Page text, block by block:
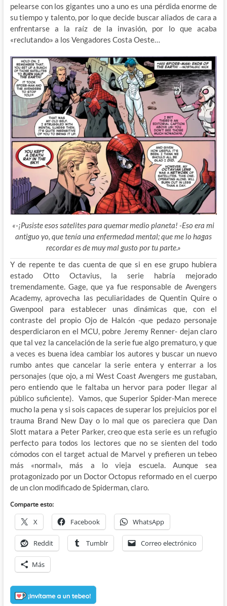
pelearse con los gigantes uno a uno es una pérdida enorme de
su tiempo y talento, por lo que decide buscar aliados de cara a
enfrentarse a la raíz de la invasión, por lo que acaba
«reclutando» a los Vengadores Costa Oeste…
«-¡Pusiste esos satelites para quemar medio planeta! -Eso era mi
antiguo yo, que tenía una enfermedad mental; que me lo hagas
recordar es de muy mal gusto por tu parte.»
Y de repente te das cuenta de que si en ese grupo hubiera
estado Otto Octavius, la serie habría mejorado
tremendamente. Gage, que ya fue responsable de Avengers
Academy, aprovecha las peculiaridades de Quentin Quire o
Gwenpool para establecer unas dinámicas que, con el
contraste del propio Ojo de Halcón -que pedazo personaje
desperdiciaron en el MCU, pobre Jeremy Renner- dejan claro
que tal vez la cancelación de la serie fue algo prematuro, y que
a veces es buena idea cambiar los autores y buscar un nuevo
rumbo antes que cancelar la serie entera y enterrar a los
personajes (que ojo, a mi West Coast Avengers me gustaban,
pero entiendo que le faltaba un hervor para poder llegar al
público suficiente). Vamos, que Superior Spider-Man merece
mucho la pena y si sois capaces de superar los prejuicios por el
trauma Brand New Day o lo mal que os pareciera que Dan
Slott matara a Peter Parker, creo que esta serie es un refugio
perfecto para todos los lectores que no se sienten del todo
cómodos con el target actual de Marvel y prefieren un tebeo
más «normal», más a lo vieja escuela. Aunque sea
protagonizado por un Doctor Octopus reformado en el cuerpo
de un clon modificado de Spiderman, claro.
Comparte esto:
X Facebook WhatsApp
Reddit Tumblr Correo electrónico
Más